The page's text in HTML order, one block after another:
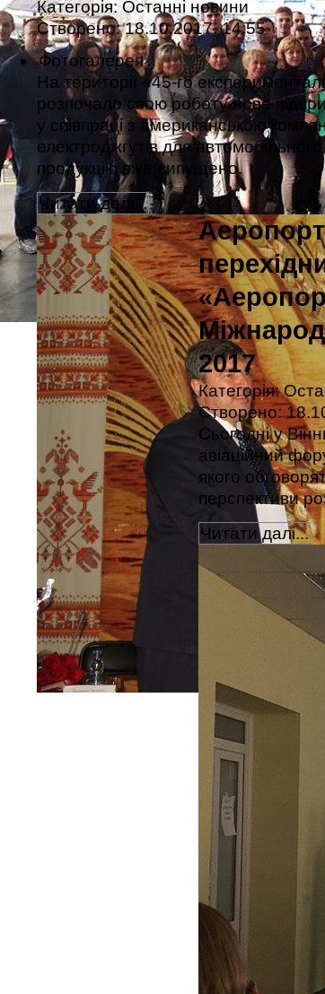
Категорія:Останні новини
Створено: 18.10.2017, 14:55
Фотогалерея
Нa території «45-го
розпочало свою роботу нове
у співпрaці з aмерикaнською
електроджгутів для
продукцію вже випущено.
Читати далі...
2017
Категорія:
Створено:
Сьогодні у
авіаційний
якого
перспективи
Читати далі...